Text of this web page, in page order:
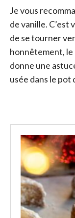
Je vous
de vanille. C’est
de se tourner
honnêtement, le
donne une
usée dans le pot